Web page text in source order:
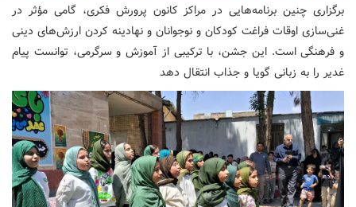
برگزاری چنین برنامه‌هایی در مراکز کانون پرورش فکری، گامی مؤثر در
غنی‌سازی اوقات فراغت کودکان و نوجوانان و نهادینه کردن ارزش‌های دینی
و فرهنگی است. این جشن، با ترکیبی از آموزش و سرگرمی، توانست پیام
غدیر را به زبانی گویا و جذاب انتقال دهد